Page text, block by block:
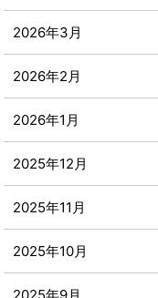
2026年3月
2026年2月
2026年1月
2025年12月
2025年11月
2025年10月